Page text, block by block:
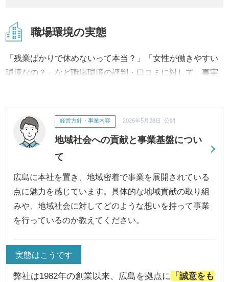
職場環境の実態
「残業ばかりで休めないって本当？」「女性が働きやすい
環境なの？」など職場環境の評判・口コミに対して、事実
地域社会への貢献と事業基盤につい
て
経営方針・事業内容 2026年5月28日 公開
広島に本社を置き、地域密着で事業を展開されている
点に魅力を感じています。具体的な地域貢献の取り組
みや、地域社会に対してどのような想いを持って事業
を行っているのか教えてください。
実態はこうです
弊社は1982年の創業以来、広島を拠点に 「誠意をも